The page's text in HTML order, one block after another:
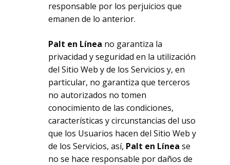
responsable por los perjuicios que
emanen de lo anterior.
Palt en Línea no garantiza la
privacidad y seguridad en la utilización
del Sitio Web y de los Servicios y, en
particular, no garantiza que terceros
no autorizados no tomen
conocimiento de las condiciones,
características y circunstancias del uso
que los Usuarios hacen del Sitio Web y
de los Servicios, así, Palt en Línease
no se hace responsable por daños de